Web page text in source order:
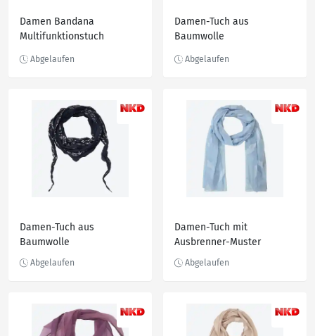
Damen Bandana
Multifunktionstuch
Damen-Tuch aus
Baumwolle
Damen-Tuch aus
Baumwolle
Damen-Tuch mit
Ausbrenner-Muster